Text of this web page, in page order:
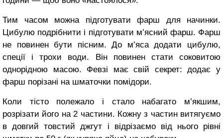
Тим часом можна підготувати фарш для начинки.
Цибулю подрібнити і підготувати м’ясний фарш. Фарш
не повинен бути пісним. До м’яса додати цибу­лю,
спеції і трохи води. Він повинен стати соковитою
однорідною масою. Февзі має свій секрет: додає у
фарш порізані на шматочки помідори.
Коли тісто полежало і стало набагато м’якшим,
розрізати його на 2 частини. Кожну з частин витягуємо
в довгий товстий джгут і відрізаємо від нього рівні